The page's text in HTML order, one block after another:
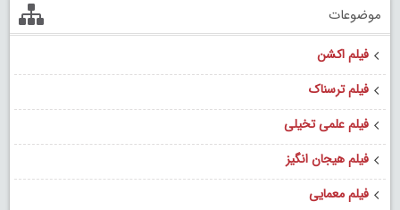
موضوعات
فیلم اکشن
فیلم ترسناک
فیلم علمی تخیلی
فیلم هیجان انگیز
فیلم معمایی